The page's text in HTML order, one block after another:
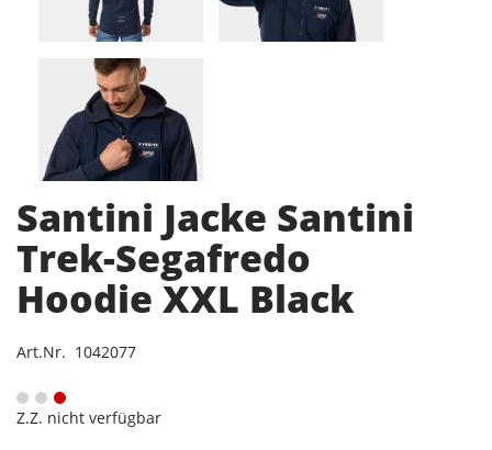
Santini Jacke Santini
Trek-Segafredo
Hoodie XXL Black
Art.Nr. 1042077
Z.Z. nicht verfügbar